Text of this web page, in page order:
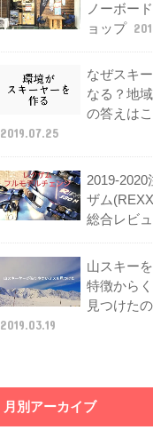
ノーボー
ョップ
なぜスキ
なる？地
の答えは
2019.07.25
2019-2020
ザム
総合レビ
山スキー
特徴から
見つけた
2019.03.19
月別アーカイブ